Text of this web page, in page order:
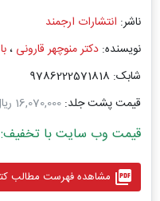
ناشر: انتشارات ارجمند
نویسنده: دکتر منوچهر قارونی ،
شابک: 9786222571818
قیمت پشت جلد: 16,070,000 ریال
قیمت وب سایت با تخفیف: 12,856,000 ریال
picture_as_pdf مشاهده فهرست مطالب